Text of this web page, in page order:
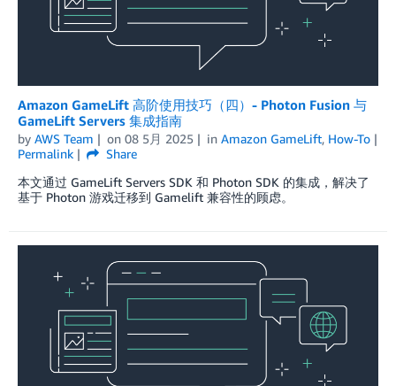
Amazon GameLift 高阶使用技巧（四）- Photon Fusion 与
GameLift Servers 集成指南
by AWS Team on 08 5月 2025 in Amazon GameLift, How-To
Permalink
Share
本文通过 GameLift Servers SDK 和 Photon SDK 的集成，解决了
基于 Photon 游戏迁移到 Gamelift 兼容性的顾虑。